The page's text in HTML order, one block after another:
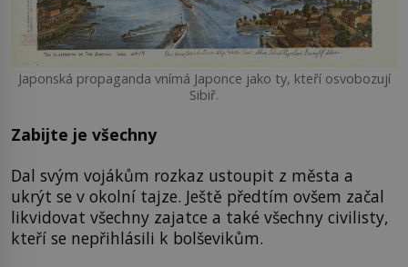
Japonská propaganda vnímá Japonce jako ty, kteří osvobozují
Sibiř.
Zabijte je všechny
Dal svým vojákům rozkaz ustoupit z města a
ukrýt se v okolní tajze. Ještě předtím ovšem začal
likvidovat všechny zajatce a také všechny civilisty,
kteří se nepřihlásili k bolševikům.